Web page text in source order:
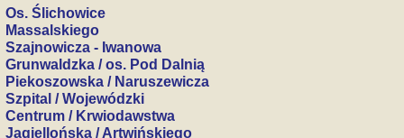
Os. Ślichowice
Massalskiego
Szajnowicza - Iwanowa
Grunwaldzka / os. Pod Dalnią
Piekoszowska / Naruszewicza
Szpital / Wojewódzki
Centrum / Krwiodawstwa
Jagiellońska / Artwińskiego